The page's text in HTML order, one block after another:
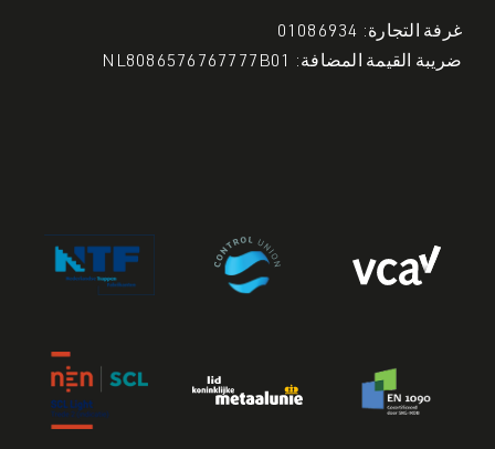
غرفة التجارة: 01086934
ضريبة القيمة المضافة: NL8086576767777B01